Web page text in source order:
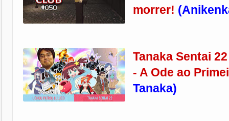
morrer! (
Tanaka Sentai
- A Ode ao
Tanaka)